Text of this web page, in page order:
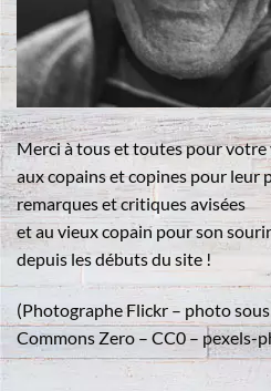
Merci à tous et toutes pour votre
aux copains et copines pour leur
remarques et critiques avisées
et au vieux copain pour son
depuis les débuts du site !
(Photographe Flickr – photo
Commons Zero – CC0 – pexels-